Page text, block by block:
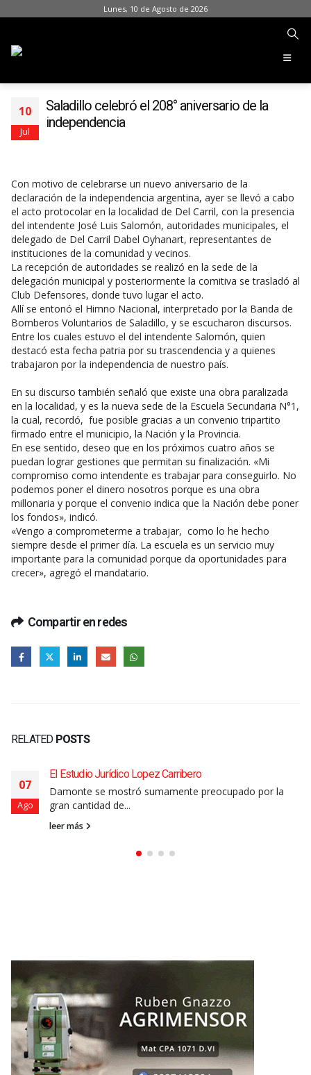
Lunes, 10 de Agosto de 2026
10
Jul
Saladillo celebró el 208° aniversario de la
independencia
Con motivo de celebrarse un nuevo aniversario de la
declaración de la independencia argentina, ayer se llevó a cabo
el acto protocolar en la localidad de Del Carril, con la presencia
del intendente José Luis Salomón, autoridades municipales, el
delegado de Del Carril Dabel Oyhanart, representantes de
instituciones de la comunidad y vecinos.
La recepción de autoridades se realizó en la sede de la
delegación municipal y posteriormente la comitiva se trasladó al
Club Defensores, donde tuvo lugar el acto.
Allí se entonó el Himno Nacional, interpretado por la Banda de
Bomberos Voluntarios de Saladillo, y se escucharon discursos.
Entre los cuales estuvo el del intendente Salomón, quien
destacó esta fecha patria por su trascendencia y a quienes
trabajaron por la independencia de nuestro país.
En su discurso también señaló que existe una obra paralizada
en la localidad, y es la nueva sede de la Escuela Secundaria N°1,
la cual, recordó, fue posible gracias a un convenio tripartito
firmado entre el municipio, la Nación y la Provincia.
En ese sentido, deseo que en los próximos cuatro años se
puedan lograr gestiones que permitan su finalización. «Mi
compromiso como intendente es trabajar para conseguirlo. No
podemos poner el dinero nosotros porque es una obra
millonaria y porque el convenio indica que la Nación debe poner
los fondos», indicó.
«Vengo a comprometerme a trabajar, como lo he hecho
siempre desde el primer día. La escuela es un servicio muy
importante para la comunidad porque da oportunidades para
crecer», agregó el mandatario.
Compartir en redes
RELATED POSTS
06
Ago
“Estamos conformes con el uso del estacionamiento
medido y creo que los vecinos también”
Fernando Arrospide, secretario de Seguridad del
Muncipio, habló con CN...